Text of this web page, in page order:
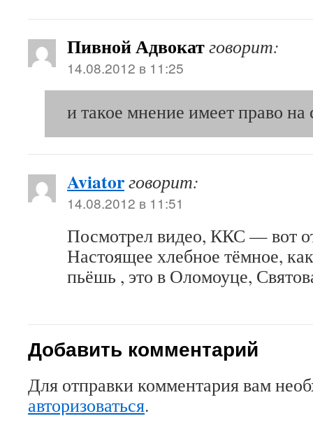
Пивной Адвокатговорит:
14.08.2012 в 11:25
и такое мнение имеет право
Aviatorговорит:
14.08.2012 в 11:51
Посмотрел видео, ККС — вот
Настоящее хлебное тёмное,
пьёшь , это в Оломоуце,
Добавить комментарий
Для отправки комментария вам
авторизоваться.